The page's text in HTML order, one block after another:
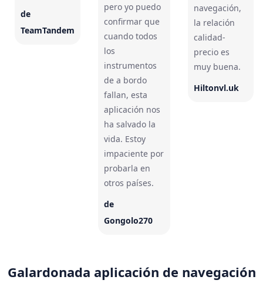
de
TeamTandem
pero yo puedo
confirmar que
cuando todos
los
instrumentos
de a bordo
fallan, esta
aplicación nos
ha salvado la
vida. Estoy
impaciente por
probarla en
otros países.
de
Gongolo270
navegación,
la relación
calidad-
precio es
muy buena.
Hiltonvl.uk
Galardonada aplicación de navegación